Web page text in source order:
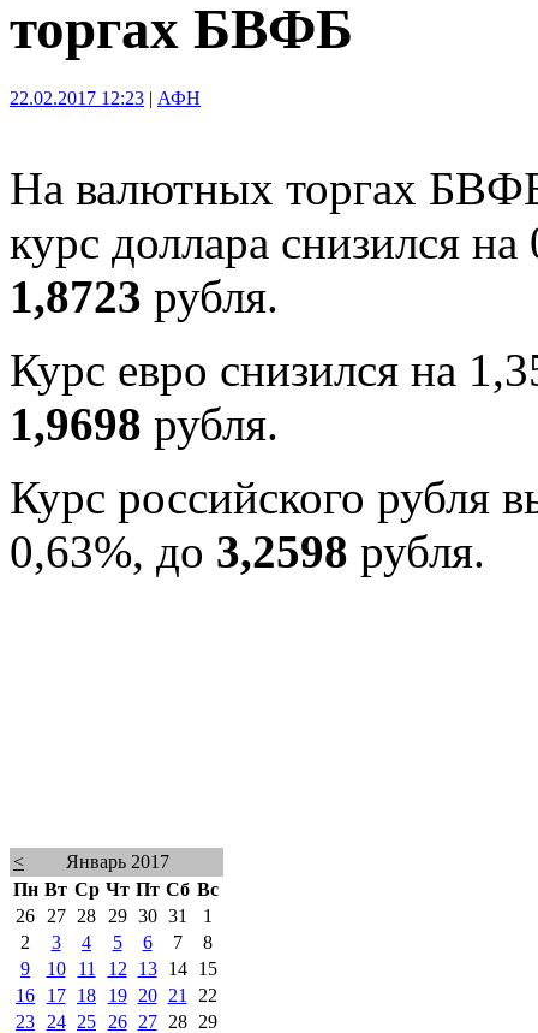
торгах БВФБ
22.02.2017 12:23 | АФН
На валютных торгах
курс доллара снизился
1,8723 рубля.
Курс евро снизился на
1,9698 рубля.
Курс российского рубля
0,63%, до 3,2598 рубля.
<
Январь 2017
Пн Вт Ср Чт Пт Сб Вс
26
27 28 29 30 31
1
2
3 4 5 6 7
8
9
10 11 12 13 14
15
16
17 18 19 20 21
22
23
24 25 26 27 28
29